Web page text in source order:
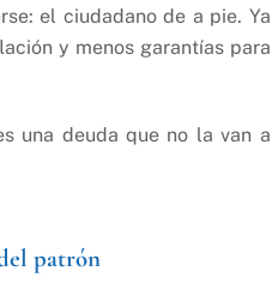
el ciudadano de a pie. Ya
y menos garantías para
una deuda que no la van a
patrón